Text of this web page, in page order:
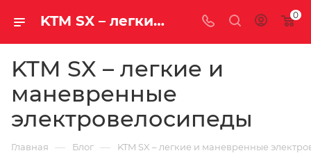
KTM SX – легкие и маневренные электровелосипеды | Блог 0
KTM SX – легкие и
маневренные
электровелосипеды
Главная — Блог — KTM SX – легкие и маневренные